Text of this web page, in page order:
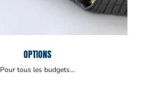
OPTIONS
Pour tous les budgets…